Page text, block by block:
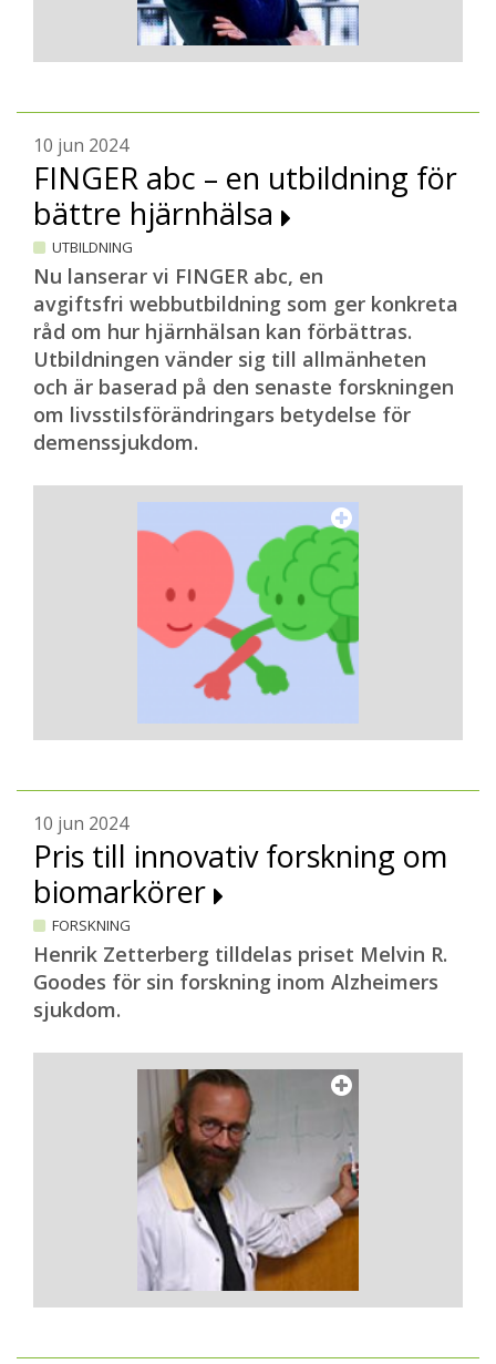
10 jun 2024
FINGER abc – en utbildning för
bättre hjärnhälsa
UTBILDNING
Nu lanserar vi FINGER abc, en
avgiftsfri webbutbildning som ger konkreta
råd om hur hjärnhälsan kan förbättras.
Utbildningen vänder sig till allmänheten
och är baserad på den senaste forskningen
om livsstilsförändringars betydelse för
demenssjukdom.
10 jun 2024
Pris till innovativ forskning om
biomarkörer
FORSKNING
Henrik Zetterberg tilldelas priset Melvin R.
Goodes för sin forskning inom Alzheimers
sjukdom.